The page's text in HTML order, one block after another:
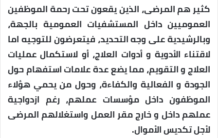
كثير هم المرضى، الذين يقعون تحت رحمة الموظفين
العموميين داخل المستشفيات العمومية بالجهة،
وبالرشيدية على وجه التحديد، فيتعرضون للتوجيه اما
لاقتناء الأدوية و أدوات العلاج، أو لاستكمال عمليات
العلاج و التقويم، مما يضع عدة علامات استفهام حول
الجودة و الفعالية والكفاءة، وحول من يحمي هؤلاء
الموظفون داخل مؤسسات عملهم، رغم ازدواجية
عملهم داخل و خارج مقر العمل واستغلالهم المرضى
لأجل تكديس الأموال.